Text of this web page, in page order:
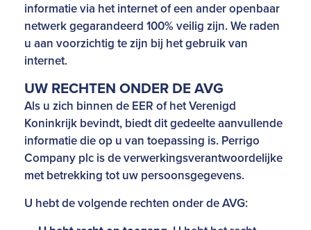
informatie via het internet of een ander openbaar
netwerk gegarandeerd 100% veilig zijn. We raden
u aan voorzichtig te zijn bij het gebruik van
internet.
UW RECHTEN ONDER DE AVG
Als u zich binnen de EER of het Verenigd
Koninkrijk bevindt, biedt dit gedeelte aanvullende
informatie die op u van toepassing is. Perrigo
Company plc is de verwerkingsverantwoordelijke
met betrekking tot uw persoonsgegevens.
U hebt de volgende rechten onder de AVG: